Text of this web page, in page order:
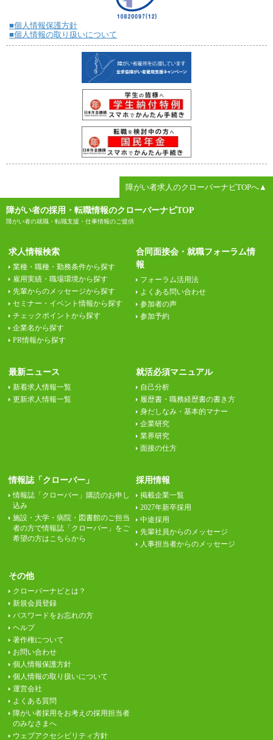
■個人情報保護方針
■個人情報の取り扱いについて
障がい者求人のクローバーナビTOPへ▲
障がい者の採用・転職情報のクローバーナビTOP
障がい者の就職・転職支援・仕事情報のご提供
求人情報検索
業種・職種・勤務条件から探す
雇用実績・職場環境から探す
先輩からのメッセージから探す
セミナー・イベント情報から探す
チェックポイントから探す
企業名から探す
PR情報から探す
合同面接会・就職フォーラム情
報
フォーラム活用法
よくある問い合わせ
参加者の声
参加予約
最新ニュース
新着求人情報一覧
更新求人情報一覧
就活必須マニュアル
自己分析
履歴書・職務経歴書の書き方
身だしなみ・基本的マナー
企業研究
業界研究
面接の仕方
情報誌「クローバー」
情報誌「クローバー」購読のお申し
込み
施設・大学・病院・図書館のご担当
者の方で情報誌「クローバー」をご
希望の方はこちらから
採用情報
掲載企業一覧
2027年新卒採用
中途採用
先輩社員からのメッセージ
人事担当者からのメッセージ
その他
クローバーナビとは？
新規会員登録
パスワードをお忘れの方
ヘルプ
著作権について
お問い合わせ
個人情報保護方針
個人情報の取り扱いについて
運営会社
よくある質問
障がい者採用をお考えの採用担当者
のみなさまへ
ウェブアクセシビリティ方針